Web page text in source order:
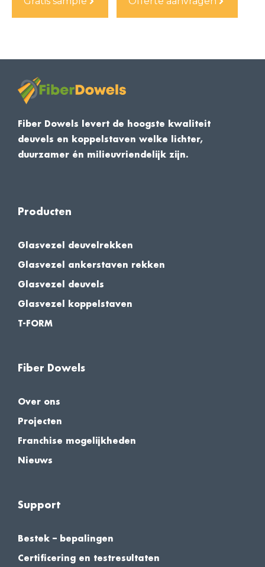
Fiber Dowels levert de hoogste kwaliteit
deuvels en koppelstaven welke lichter,
duurzamer én milieuvriendelijk zijn.
Producten
Glasvezel deuvelrekken
Glasvezel ankerstaven rekken
Glasvezel deuvels
Glasvezel koppelstaven
T-FORM
Fiber Dowels
Over ons
Projecten
Franchise mogelijkheden
Nieuws
Support
Bestek – bepalingen
Certificering en testresultaten